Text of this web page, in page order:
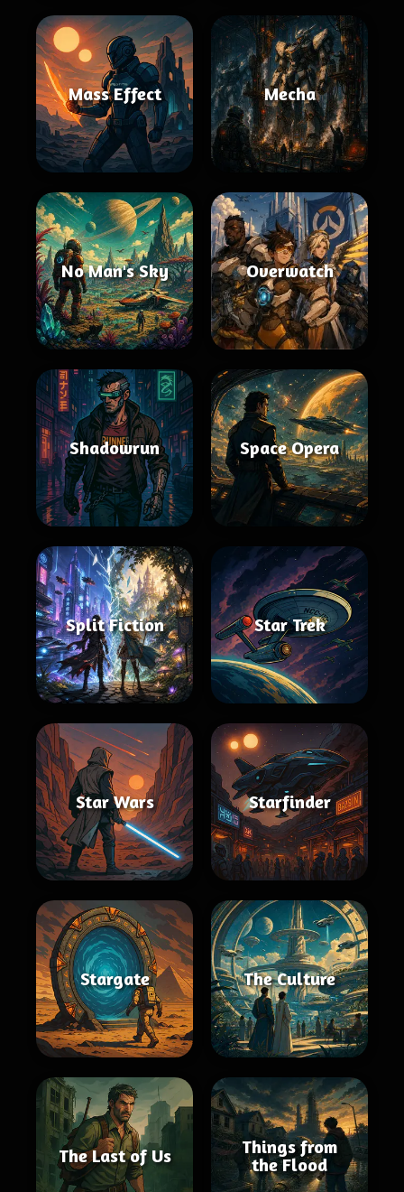
Mass Effect Mecha
No Man's Sky Overwatch
Shadowrun Space Opera
Split Fiction Star Trek
Star Wars Starfinder
Stargate The Culture
The Last of Us
Things from
the Flood